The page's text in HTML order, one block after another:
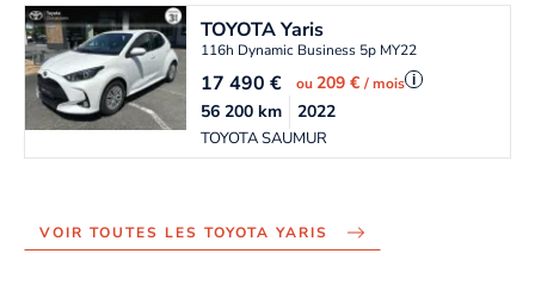
TOYOTAYaris
116h Dynamic Business 5p MY22
17 490€ ou209 €/ mois i
TOYOTA SAUMUR
56 200km 2022
VOIR TOUTES LES TOYOTA YARIS